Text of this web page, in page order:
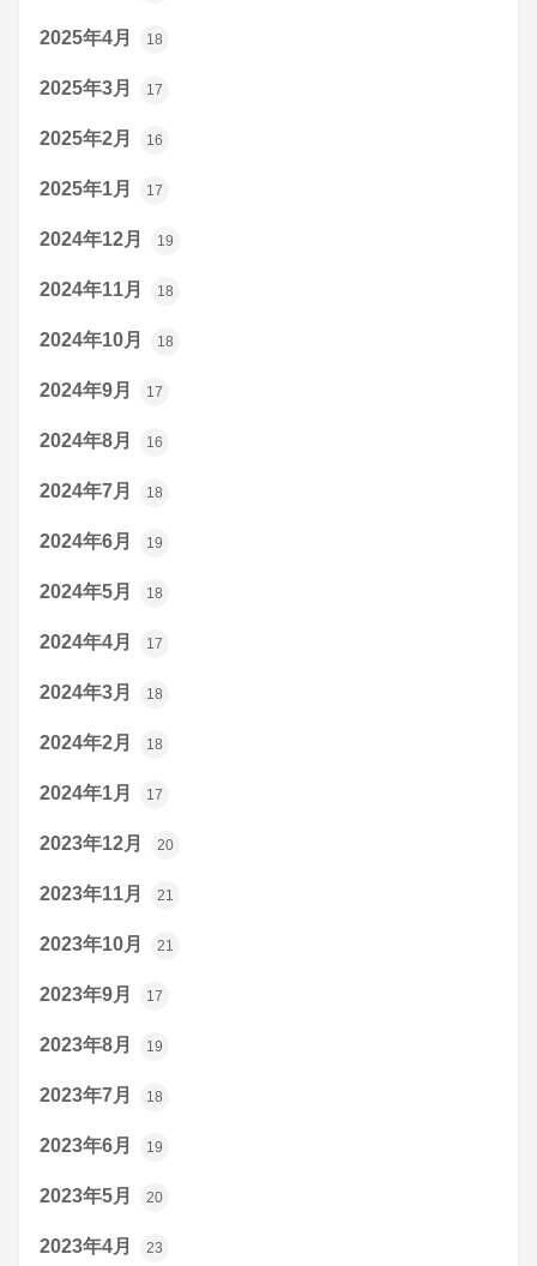
2025年4月 18
2025年3月 17
2025年2月 16
2025年1月 17
2024年12月 19
2024年11月 18
2024年10月 18
2024年9月 17
2024年8月 16
2024年7月 18
2024年6月 19
2024年5月 18
2024年4月 17
2024年3月 18
2024年2月 18
2024年1月 17
2023年12月 20
2023年11月 21
2023年10月 21
2023年9月 17
2023年8月 19
2023年7月 18
2023年6月 19
2023年5月 20
2023年4月 23